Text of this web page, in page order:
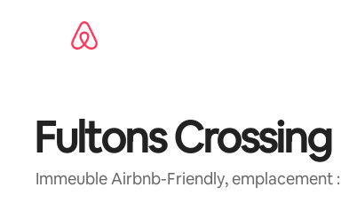
Fultons Crossing
Immeuble Airbnb-Friendly, emplacement